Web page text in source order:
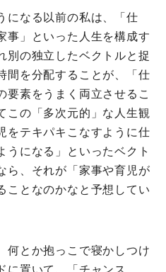
になる以前の私は、「仕
事」といった人生を構成す
別の独立したベクトルと捉
間を分配することが、「仕
要素をうまく両立させるこ
この「多次元的」な人生観
をテキパキこなすように仕
うになる」といったベクト
ら、それが「家事や育児が
ことなのかなと予想してい
何とか抱っこで寝かしつけ
に置いて、「チャンス